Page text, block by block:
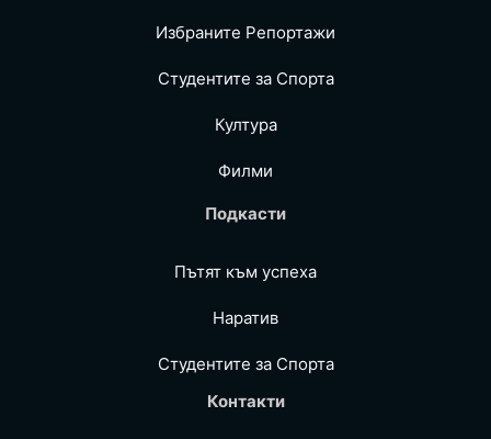
Избраните Репoртажи
Студентите за Спортa
Култура
Филми
Подкасти
Пътят към успеха
Наратив
Студентите за Спортa
Контакти